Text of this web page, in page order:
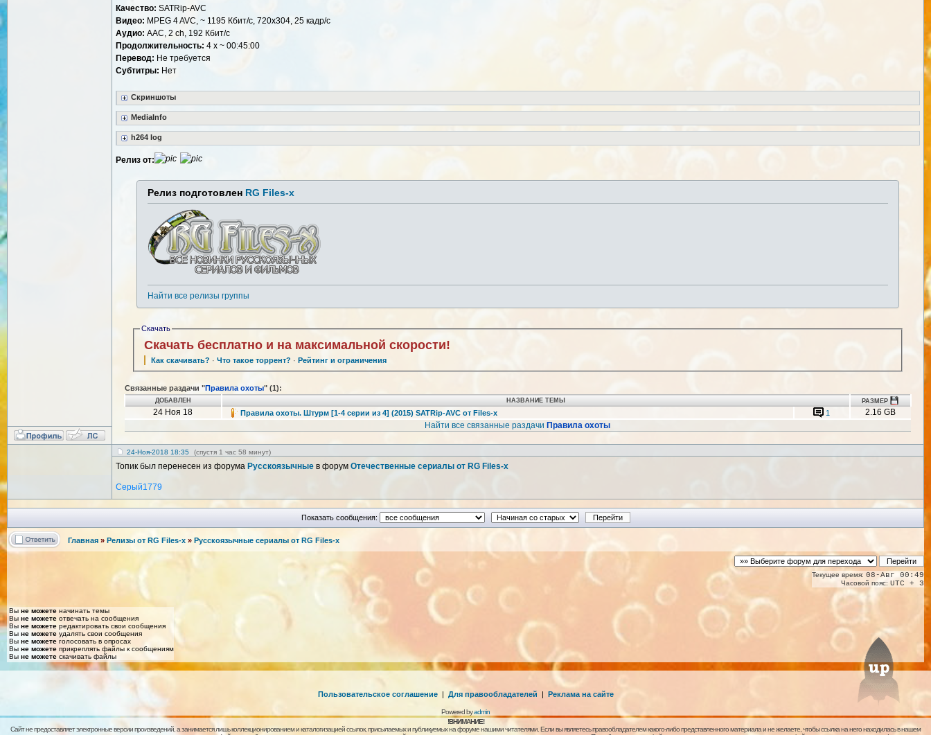
Качество: SATRip-AVC
Видео: MPEG 4 AVC, ~ 1195 Кбит/с, 720x304, 25 кадр/с
Аудио: AAC, 2 ch, 192 Кбит/с
Продолжительность: 4 x ~ 00:45:00
Перевод: Не требуется
Субтитры: Нет
Скриншоты
MediaInfo
h264 log
Релиз от:
Релиз подготовлен RG Files-x
Найти все релизы группы
Скачать
Скачать бесплатно и на максимальной скорости!
Как скачивать? ·Что такое торрент? · Рейтинг и ограничения
Связанные раздачи "Правила охоты" (1):
ДОБАВЛЕН НАЗВАНИЕ ТЕМЫ РАЗМЕР
24 Ноя 18 Правила охоты. Штурм [1-4 серии из 4] (2015) SATRip-AVC от Files-x 1
2.16 GB
Найти все связанные раздачи Правила охоты
24-Ноя-2018 18:35 (спустя 1 час 58 минут)
Топик был перенесен из форума Русскоязычные в форум Отечественные сериалы от RG Files-x
Серый1779
Показать сообщения:
Главная » Релизы от RG Files-x » Русскоязычные сериалы от RG Files-x
Текущее время: 08-Авг 00:49
Часовой пояс: UTC + 3
Вы не можете начинать темы
Вы не можете отвечать на сообщения
Вы не можете редактировать свои сообщения
Вы не можете удалять свои сообщения
Вы не можете голосовать в опросах
Вы не можете прикреплять файлы к сообщениям
Вы не можете скачивать файлы
Пользовательское соглашение | Для правообладателей | Реклама на сайте
Powered byadmin
!ВНИМАНИЕ!
Сайт не предоставляет электронные версии произведений, а занимается лишь коллекционированием и каталогизацией ссылок, присылаемых и публикуемых на форуме нашими читателями. Если вы являетесь правообладателем какого-либо представленного материала и не желаете, чтобы ссылка на него находилась в нашем